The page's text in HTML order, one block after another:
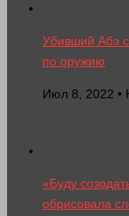
Убивший Абэ
по оружию
Июл 8, 2022 •
«Буду
обрисовала